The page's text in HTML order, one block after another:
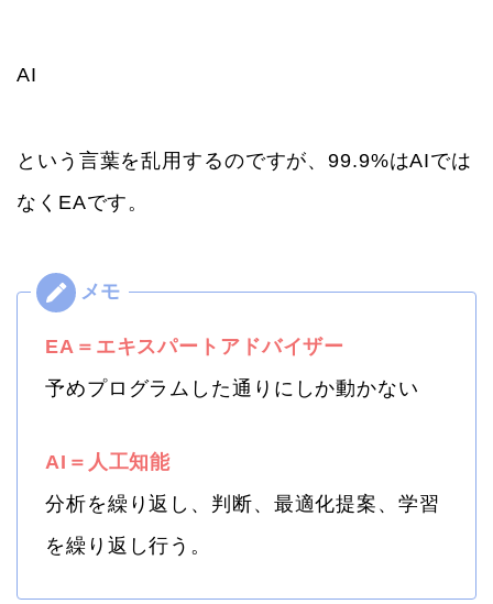
AI
という言葉を乱用するのですが、99.9%はAIでは
なくEAです。
EA＝エキスパートアドバイザー
予めプログラムした通りにしか動かない
AI＝人工知能
分析を繰り返し、判断、最適化提案、学習
を繰り返し行う。